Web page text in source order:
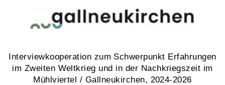
Interviewkooperation zum Schwerpunkt Erfahrungen
im Zweiten Weltkrieg und in der Nachkriegszeit im
Mühlviertel / Gallneukirchen, 2024-2026